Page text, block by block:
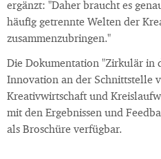
ergänzt: "Daher braucht es
häufig getrennte Welten der
zusammenzubringen."
Die Dokumentation "Zirkulär in
Innovation an der Schnittstelle
Kreativwirtschaft und
mit den Ergebnissen und
als Broschüre verfügbar.